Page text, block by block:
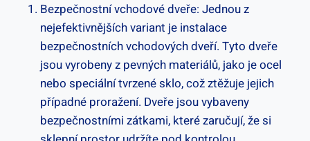
Bezpečnostní vchodové dveře: Jednou z
nejefektivnějších variant je instalace
bezpečnostních vchodových dveří. Tyto dveře
jsou vyrobeny z pevných materiálů, jako je ocel
nebo speciální tvrzené sklo, což ztěžuje jejich
případné proražení. Dveře jsou vybaveny
bezpečnostními zátkami, které zaručují, že si